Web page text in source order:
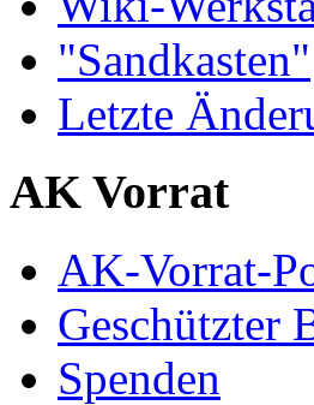
"Sandkasten"
Letzte
AK Vorrat
AK-Vorrat-
Geschützter
Spenden